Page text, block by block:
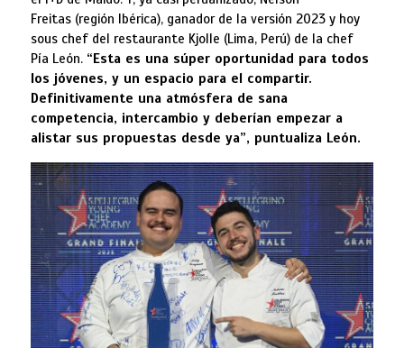
Freitas (región Ibérica), ganador de la versión 2023 y hoy
sous chef del restaurante Kjolle (Lima, Perú) de la chef
Pía León. “Esta es una súper oportunidad para todos
los jóvenes, y un espacio para el compartir.
Definitivamente una atmósfera de sana
competencia, intercambio y deberían empezar a
alistar sus propuestas desde ya”, puntualiza León.